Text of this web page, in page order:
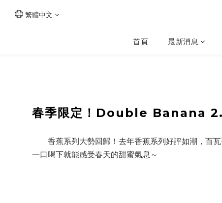
繁體中文
首頁 最新消息
春季限定！Double Banana
香蕉系列大勢回歸！去年香蕉系列好評如潮，百瓦
一口喝下就能感受春天的甜蜜氣息～